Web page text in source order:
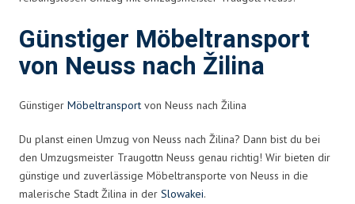
Günstiger Möbeltransport
von Neuss nach Žilina
Günstiger Möbeltransport von Neuss nach Žilina
Du planst einen Umzug von Neuss nach Žilina? Dann bist du bei
den Umzugsmeister Traugottn Neuss genau richtig! Wir bieten dir
günstige und zuverlässige Möbeltransporte von Neuss in die
malerische Stadt Žilina in der Slowakei.